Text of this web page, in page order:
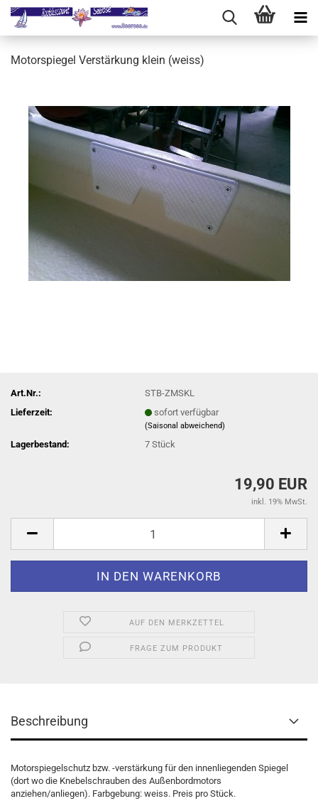
Motorspiegel Verstärkung klein (weiss)
Art.Nr.:
STB-ZMSKL
Lieferzeit:
sofort verfügbar
(Saisonal abweichend)
Lagerbestand: 7Stück
19,90 EUR
inkl. 19% MwSt.
AUF DEN MERKZETTEL
FRAGE ZUM PRODUKT
Beschreibung
Motorspiegelschutz bzw. -verstärkung für den innenliegenden Spiegel
(dort wo die Knebelschrauben des Außenbordmotors
anziehen/anliegen). Farbgebung: weiss. Preis pro Stück.